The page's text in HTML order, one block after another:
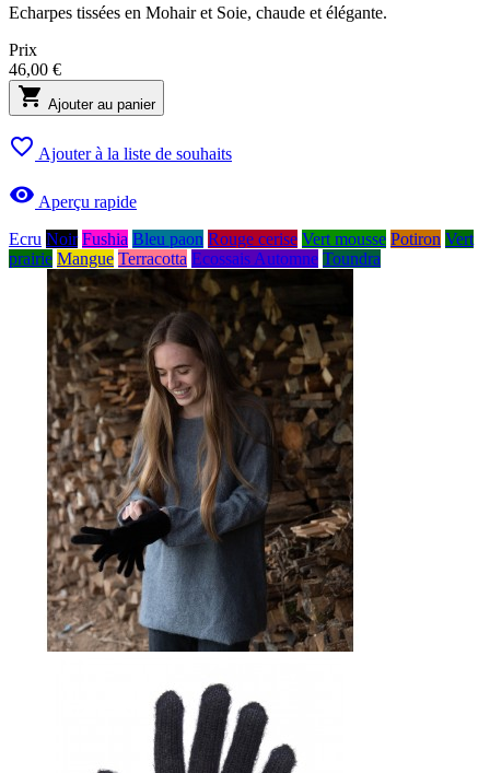
Echarpes tissées en Mohair et Soie, chaude et élégante.
Prix
46,00 €
 Ajouter au panier
 Ajouter à la liste de souhaits
 Aperçu rapide
Ecru Noir Fushia Bleu paon Rouge cerise Vert mousse Potiron Vert
prairie Mangue Terracotta Ecossais Automne Toundra